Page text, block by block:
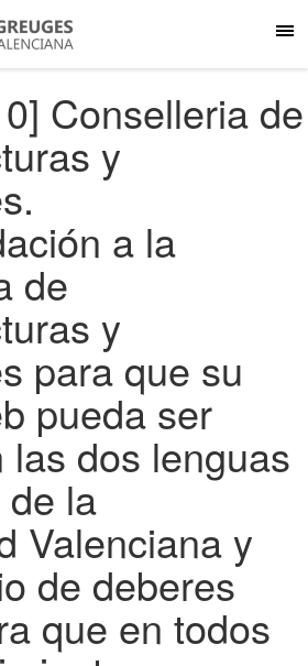
Conselleria de
y
a la
de
y
para que su
pueda ser
dos lenguas
la
Valenciana y
de deberes
que en todos